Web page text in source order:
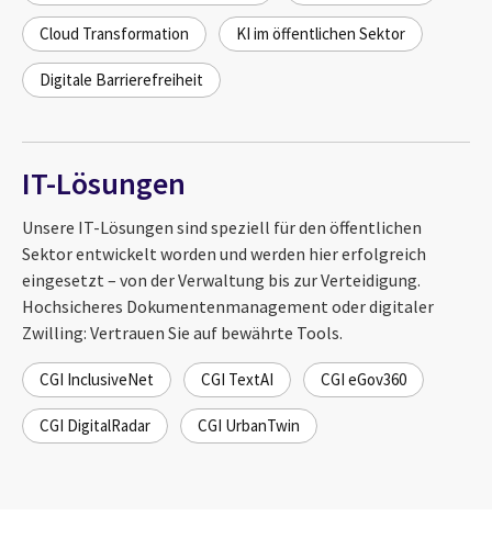
Cloud Transformation KI im öffentlichen Sektor
Digitale Barrierefreiheit
IT-Lösungen
Unsere IT-Lösungen sind speziell für den öffentlichen
Sektor entwickelt worden und werden hier erfolgreich
eingesetzt – von der Verwaltung bis zur Verteidigung.
Hochsicheres Dokumentenmanagement oder digitaler
Zwilling: Vertrauen Sie auf bewährte Tools.
CGI InclusiveNet CGI TextAI CGI eGov360
CGI DigitalRadar CGI UrbanTwin